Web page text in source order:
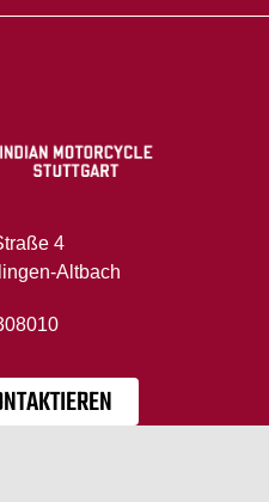
4
Altbach